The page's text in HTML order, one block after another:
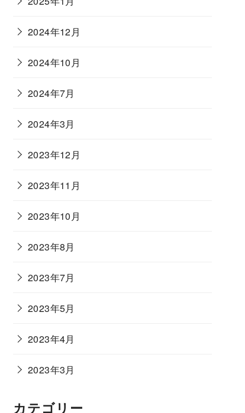
2024年12月
2024年10月
2024年7月
2024年3月
2023年12月
2023年11月
2023年10月
2023年8月
2023年7月
2023年5月
2023年4月
2023年3月
カテゴリー